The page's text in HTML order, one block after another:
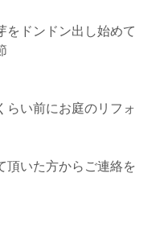
をドンドン出し始めて
らい前にお庭のリフォ
頂いた方からご連絡を